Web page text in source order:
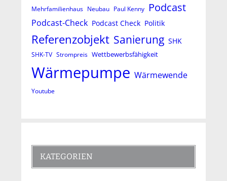
Mehrfamilienhaus Neubau Paul Kenny Podcast
Podcast-Check Podcast Check Politik
Referenzobjekt Sanierung SHK
SHK-TV Strompreis Wettbewerbsfähigkeit
Wärmepumpe Wärmewende
Youtube
KATEGORIEN